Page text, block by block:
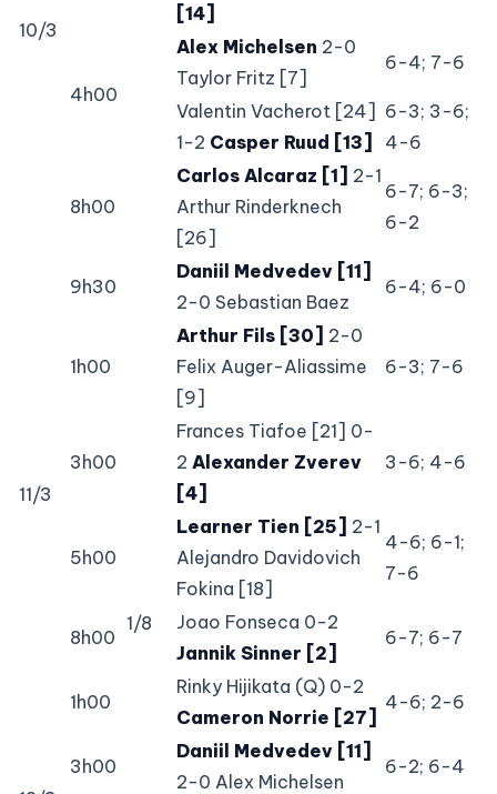
10/3
[14]
4h00
Alex Michelsen 2-0
Taylor Fritz [7]
6-4; 7-6
Valentin Vacherot [24]
1-2 Casper Ruud [13]
6-3; 3-6;
4-6
8h00
Carlos Alcaraz [1] 2-1
Arthur Rinderknech
[26]
6-7; 6-3;
6-2
9h30
Daniil Medvedev [11]
2-0 Sebastian Baez
6-4; 6-0
11/3
1h00
1/8
Arthur Fils [30] 2-0
Felix Auger-Aliassime
[9]
6-3; 7-6
3h00
Frances Tiafoe [21] 0-
2 Alexander Zverev
[4]
3-6; 4-6
5h00
Learner Tien [25] 2-1
Alejandro Davidovich
Fokina [18]
4-6; 6-1;
7-6
8h00
Joao Fonseca 0-2
Jannik Sinner [2]
6-7; 6-7
1h00
Rinky Hijikata (Q) 0-2
Cameron Norrie [27]
4-6; 2-6
3h00
Daniil Medvedev [11]
2-0 Alex Michelsen
6-2; 6-4